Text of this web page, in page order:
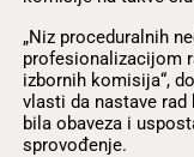
„Niz proceduralnih
profesionalizacijom
izbornih komisija“,
vlasti da nastave
bila obaveza i
sprovođenje.